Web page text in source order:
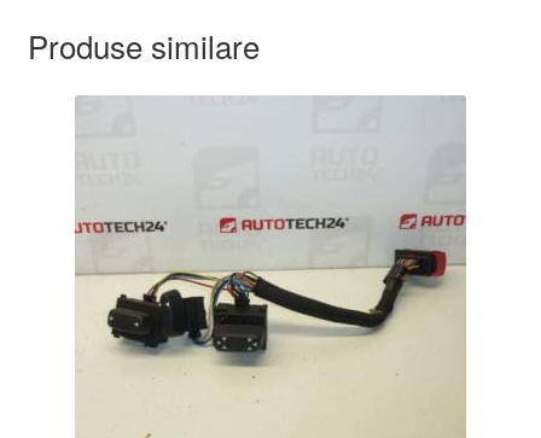
Produse similare